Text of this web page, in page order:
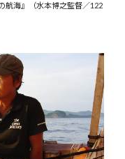
航海』（水本博之監督／122